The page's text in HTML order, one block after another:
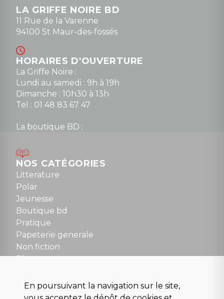
LA GRIFFE NOIRE BD
11 Rue de la Varenne
94100 St Maur-des-fossés
HORAIRES D'OUVERTURE
La Griffe Noire :
Lundi au samedi : 9h à 19h
Dimanche : 10h30 à 13h
Tel : 01 48 83 67 47
La boutique BD :
Mardi au samedi : 10h à 13h / 14h à 19h
Dimanche : 10h30 à 12h30
Tel : 01 48 89 13 88
Fermé le dimanche en Juillet et Août
NOUS CONTACTER
contact@la-griffe-noire.com
NOS CATÉGORIES
Litterature
Polar
Jeunesse
Boutique bd
Pratique
Papeterie generale
Non fiction
Divers
Beaux livres et art
Para scolaire
En poursuivant la navigation sur le site,